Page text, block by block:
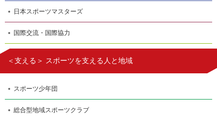
日本スポーツマスターズ
国際交流・国際協力
＜支える＞ スポーツを支える人と地域
スポーツ少年団
総合型地域スポーツクラブ